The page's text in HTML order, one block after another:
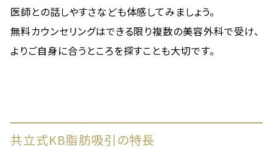
医師との話しやすさなども体感してみましょう。
無料カウンセリングはできる限り複数の美容外科で受け、
よりご自身に合うところを探すことも大切です。
共立式KB脂肪吸引の特長